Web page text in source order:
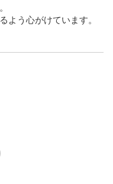
よう心がけています。